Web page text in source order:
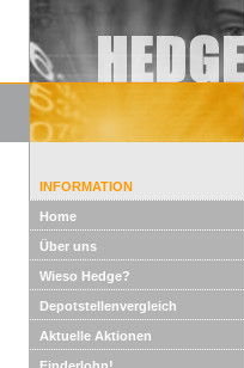
INFORMATION
Home
Über uns
Wieso Hedge?
Depotstellenvergleich
Aktuelle Aktionen